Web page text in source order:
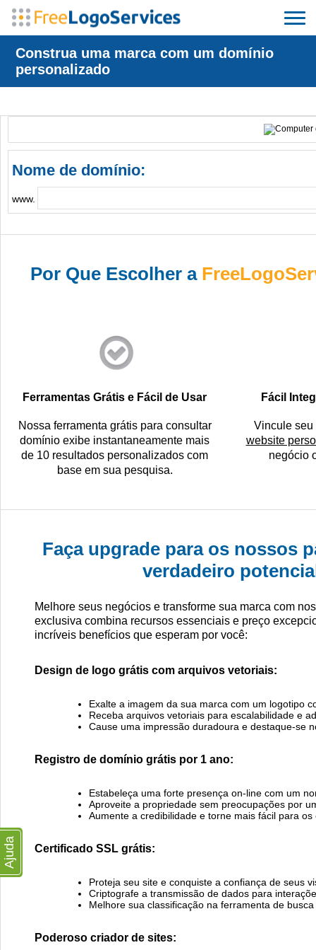
Construa uma marca com um domínio
personalizado
Nome de domínio:
www.
Por Que Escolher a
Ferramentas Grátis e Fácil de Usar
Nossa ferramenta grátis para consultar
domínio exibe instantaneamente mais
de 10 resultados personalizados com
base em sua pesquisa.
Fácil
Vincule seu
website
negócio
Faça upgrade para os nossos
verdadeiro
Melhore seus negócios e transforme sua marca com
exclusiva combina recursos essenciais e preço
incríveis benefícios que esperam por você:
Design de logo grátis com arquivos vetoriais:
Exalte a imagem da sua marca com um logotipo
Receba arquivos vetoriais para escalabilidade e
Cause uma impressão duradoura e destaque-se
Registro de domínio grátis por 1 ano:
Estabeleça uma forte presença on-line com um
Aproveite a propriedade sem preocupações por
Aumente a credibilidade e torne mais fácil para
Certificado SSL grátis:
Proteja seu site e conquiste a confiança de seus
Criptografe a transmissão de dados para
Melhore sua classificação na ferramenta de
Poderoso criador de sites:
Ajuda